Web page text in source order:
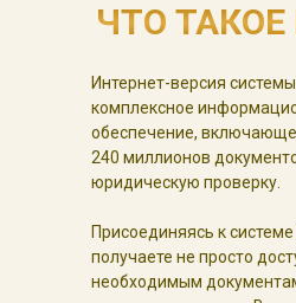
Интернет-версия
комплексное
обеспечение,
240 миллионов
юридическую проверку.
Присоединяясь к
получаете не просто
необходимым
ЧТО ТАКОЕ